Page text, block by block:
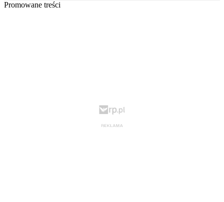
Promowane treści